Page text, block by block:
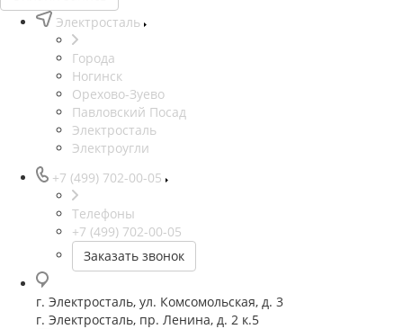
Электросталь
Города
Ногинск
Орехово-Зуево
Павловский Посад
Электросталь
Электроугли
+7 (499) 702-00-05
Телефоны
+7 (499) 702-00-05
Заказать звонок
г. Электросталь, ул. Комсомольская, д. 3
г. Электросталь, пр. Ленина, д. 2 к.5